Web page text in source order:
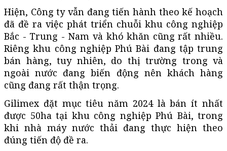
Hiện, Công ty vẫn đang tiến hành theo kế hoạch
đã đề ra việc phát triển chuỗi khu công nghiệp
Bắc - Trung - Nam và khó khăn cũng rất nhiều.
Riêng khu công nghiệp Phú Bài đang tập trung
bán hàng, tuy nhiên, do thị trường trong và
ngoài nước đang biến động nên khách hàng
cũng đang rất thận trọng.
Gilimex đặt mục tiêu năm 2024 là bán ít nhất
được 50ha tại khu công nghiệp Phú Bài, trong
khi nhà máy nước thải đang thực hiện theo
đúng tiến độ đề ra.